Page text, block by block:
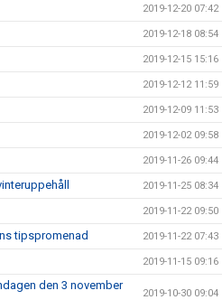
2019-12-20 07:42
2019-12-18 08:54
2019-12-15 15:16
2019-12-12 11:59
2019-12-09 11:53
2019-12-02 09:58
2019-11-26 09:44
2019-11-25 08:34
2019-11-22 09:50
tipspromenad 2019-11-22 07:43
2019-11-15 09:16
den 3 november
2019-10-30 09:04